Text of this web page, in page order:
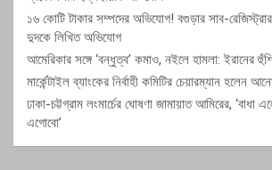
১৬ কোটি টাকার সম্পদের অভিযোগ! বগুড়ার সাব-
দুদকে লিখিত অভিযোগ
আমেরিকার সঙ্গে ‘বন্ধুত্ব’ কমাও, নইলে হামলা: ইরানের
মার্কেন্টাইল ব্যাংকের নির্বাহী কমিটির চেয়ারম্যান হলেন
ঢাকা-চট্টগ্রাম লংমার্চের ঘোষণা জামায়াত আমিরের, ‘বাধা
এগোবো’